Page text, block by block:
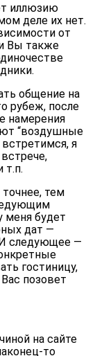
иллюзию
деле их нет.
от
Вы также
общение на
рубеж, после
намерения
“воздушные
я
т.п.
тем
меня будет
дат —
И следующее —
гостиницу,
позовет
на сайте
то